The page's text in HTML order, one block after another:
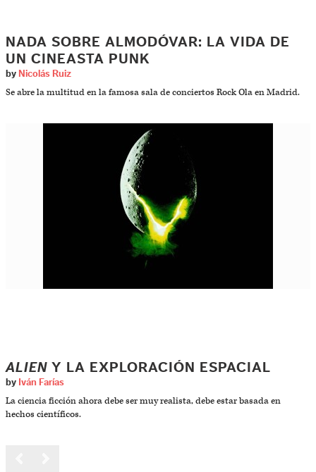
NADA SOBRE ALMODÓVAR: LA VIDA DE
UN CINEASTA PUNK
by Nicolás Ruiz
Se abre la multitud en la famosa sala de conciertos Rock Ola en Madrid.
ALIEN Y LA EXPLORACIÓN ESPACIAL
by Iván Farías
La ciencia ficción ahora debe ser muy realista, debe estar basada en
hechos científicos.